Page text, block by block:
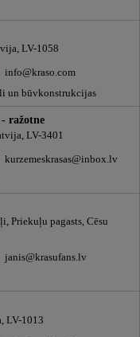
LV-1058
info@kraso.com
un būvkonstrukcijas
ražotne
LV-3401
kurzemeskrasas@inbox.lv
Priekuļu pagasts, Cēsu
janis@krasufans.lv
LV-1013